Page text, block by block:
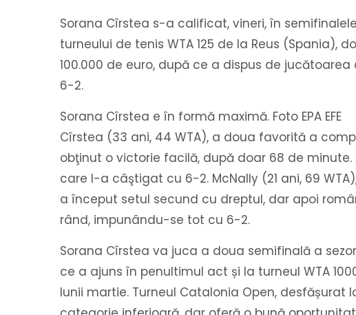
Sorana Cîrstea s-a calificat, vineri, în semifinalele
turneului de tenis WTA 125 de la Reus (Spania),
100.000 de euro, după ce a dispus de
6-2.
Sorana Cîrstea e în formă maximă. Foto EPA EFE
Cîrstea (33 ani, 44 WTA), a doua favorită a
obţinut o victorie facilă, după doar 68 de
care l-a câştigat cu 6-2. McNally (21 ani, 69
a început setul secund cu dreptul, dar apoi
rând, impunându-se tot cu 6-2.
Sorana Cîrstea va juca a doua semifinală a
ce a ajuns în penultimul act și la turneul WTA
lunii martie. Turneul Catalonia Open, desfășurat